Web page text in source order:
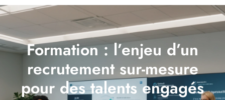
Formation : l’enjeu d’un
recrutement sur-mesure
pour des talents engagés